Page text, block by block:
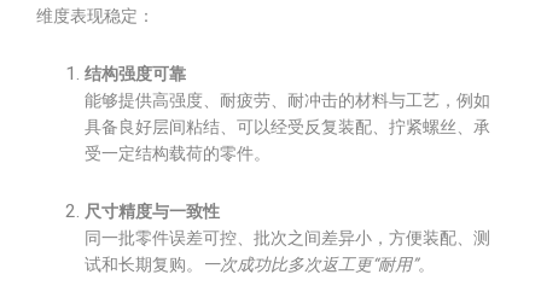
维度表现稳定：
结构强度可靠
能够提供高强度、耐疲劳、耐冲击的材料与工艺，例如
具备良好层间粘结、可以经受反复装配、拧紧螺丝、承
受一定结构载荷的零件。
尺寸精度与一致性
同一批零件误差可控、批次之间差异小，方便装配、测
试和长期复购。
一次成功比多次返工更“耐用”。